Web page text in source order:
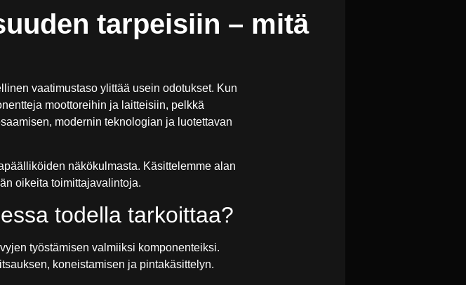
tarpeisiin – mitä
vaatimustaso ylittää usein odotukset. Kun
moottoreihin ja laitteisiin, pelkkä
modernin teknologian ja luotettavan
näkökulmasta. Käsittelemme alan
oikeita toimittajavalintoja.
todella tarkoittaa?
työstämisen valmiiksi komponenteiksi.
koneistamisen ja pintakäsittelyn.